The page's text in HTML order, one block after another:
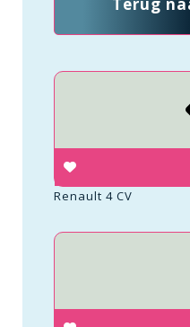
Renault 4 CV